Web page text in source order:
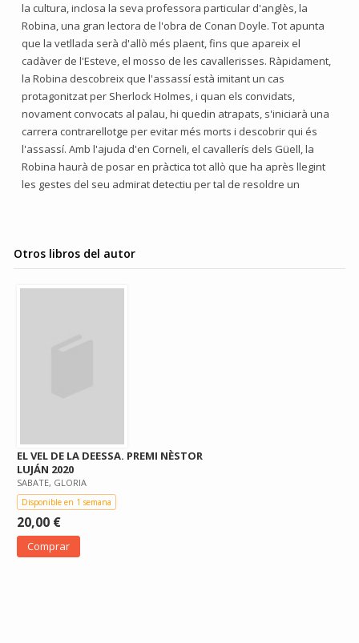
la cultura, inclosa la seva professora particular d'anglès, la
Robina, una gran lectora de l'obra de Conan Doyle. Tot apunta
que la vetllada serà d'allò més plaent, fins que apareix el
cadàver de l'Esteve, el mosso de les cavallerisses. Ràpidament,
la Robina descobreix que l'assassí està imitant un cas
protagonitzat per Sherlock Holmes, i quan els convidats,
novament convocats al palau, hi quedin atrapats, s'iniciarà una
carrera contrarellotge per evitar més morts i descobrir qui és
l'assassí. Amb l'ajuda d'en Corneli, el cavallerís dels Güell, la
Robina haurà de posar en pràctica tot allò que ha après llegint
les gestes del seu admirat detectiu per tal de resoldre un
Otros libros del autor
EL VEL DE LA DEESSA. PREMI NÈSTOR
LUJÁN 2020
SABATE, GLORIA
Disponible en 1 semana
20,00 €
Comprar